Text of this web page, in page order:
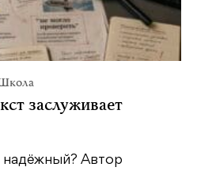
заслуживает
надёжный? Автор